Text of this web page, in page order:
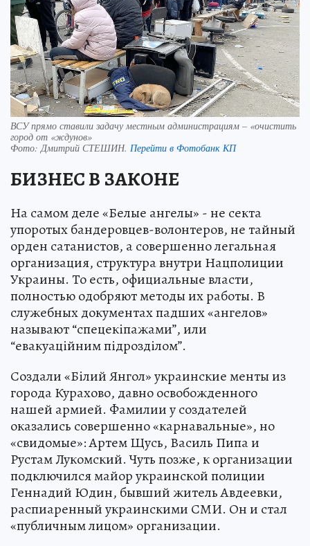
ВСУ прямо ставили задачу местным администрациям – «очистить
город от «ждунов»
Фото:Дмитрий СТЕШИН. Перейти в Фотобанк КП
БИЗНЕС В ЗАКОНЕ
На самом деле «Белые ангелы» - не секта
упоротых бандеровцев-волонтеров, не тайный
орден сатанистов, а совершенно легальная
организация, структура внутри Нацполиции
Украины. То есть, официальные власти,
полностью одобряют методы их работы. В
служебных документах падших «ангелов»
называют “спецекіпажами”, или
“евакуаційним підрозділом”.
Создали «Білий Янгол» украинские менты из
города Курахово, давно освобожденного
нашей армией. Фамилии у создателей
оказались совершенно «карнавальные», но
«свидомые»: Артем Щусь, Василь Пипа и
Рустам Лукомский. Чуть позже, к организации
подключился майор украинской полиции
Геннадий Юдин, бывший житель Авдеевки,
распиаренный украинскими СМИ. Он и стал
«публичным лицом» организации.